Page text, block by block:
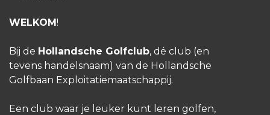
WELKOM!
Bij de Hollandsche Golfclub, dé club (en
tevens handelsnaam) van de Hollandsche
Golfbaan Exploitatiemaatschappij.
Een club waar je leuker kunt leren golfen,